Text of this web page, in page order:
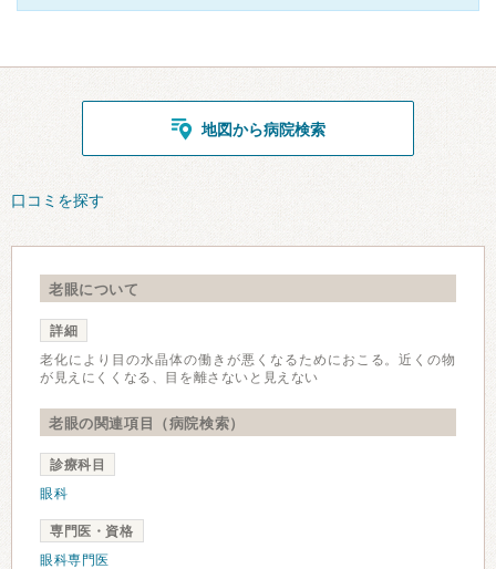
地図から病院検索
口コミを探す
老眼について
詳細
老化により目の水晶体の働きが悪くなるためにおこる。近くの物
が見えにくくなる、目を離さないと見えない
老眼の関連項目（病院検索）
診療科目
眼科
専門医・資格
眼科専門医